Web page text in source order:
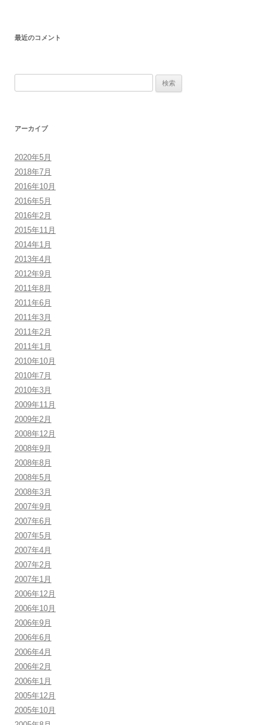
最近のコメント
アーカイブ
2020年5月
2018年7月
2016年10月
2016年5月
2016年2月
2015年11月
2014年1月
2013年4月
2012年9月
2011年8月
2011年6月
2011年3月
2011年2月
2011年1月
2010年10月
2010年7月
2010年3月
2009年11月
2009年2月
2008年12月
2008年9月
2008年8月
2008年5月
2008年3月
2007年9月
2007年6月
2007年5月
2007年4月
2007年2月
2007年1月
2006年12月
2006年10月
2006年9月
2006年6月
2006年4月
2006年2月
2006年1月
2005年12月
2005年10月